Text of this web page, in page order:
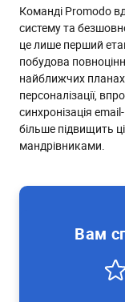
Команді Promodo
систему та
це лише перший
побудова
найближчих
персоналізації,
синхронізація
більше підвищить
мандрівниками.
Вам